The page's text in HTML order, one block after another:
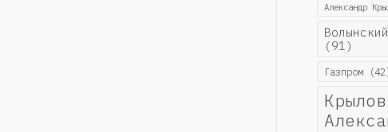
Александр
(91)
Газпром
Крылов